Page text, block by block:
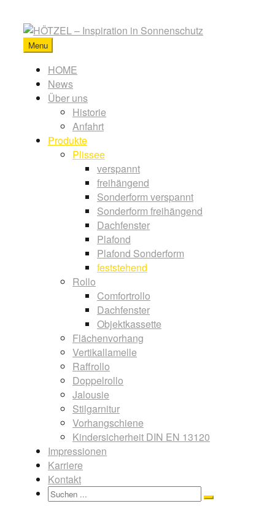
content
HÖTZEL
Inspiration
Sonnenschutz
Menu
Primary
menu
HOME
News
Über uns
Historie
Anfahrt
Produkte
Plissee
verspannt
freihängend
Sonderform verspannt
Sonderform freihängend
Dachfenster
Plafond
Plafond Sonderform
feststehend
Rollo
Comfortrollo
Dachfenster
Objektkassette
Flächenvorhang
Vertikallamelle
Raffrollo
Doppelrollo
Jalousie
Stilgarnitur
Vorhangschiene
Kindersicherheit DIN EN 13120
Impressionen
Karriere
Kontakt
Search
Search